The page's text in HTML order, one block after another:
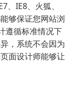
、IE8、火狐、
够保证您网站浏
遵循标准情况下
，系统不会因为
面设计师能够让